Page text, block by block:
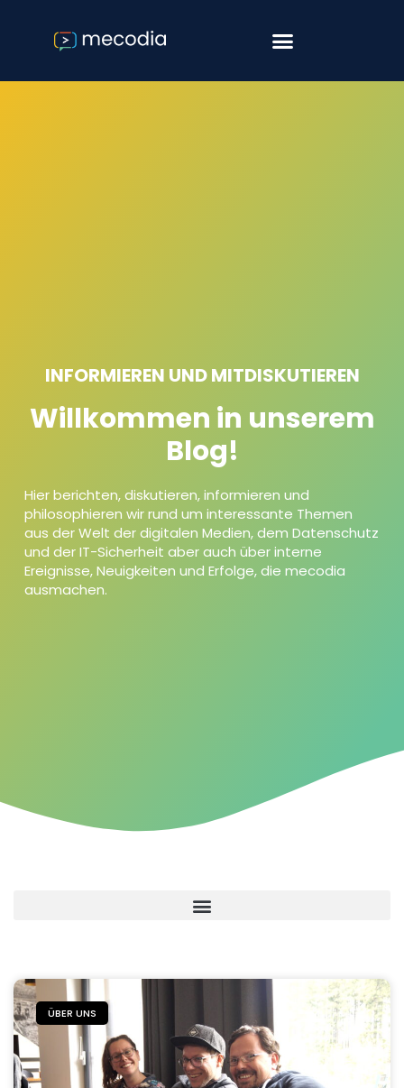
INFORMIEREN UND MITDISKUTIEREN
Willkommen in unserem
Blog!
Hier berichten, diskutieren, informieren und
philosophieren wir rund um interessante Themen
aus der Welt der digitalen Medien, dem Datenschutz
und der IT-Sicherheit aber auch über interne
Ereignisse, Neuigkeiten und Erfolge, die mecodia
ausmachen.
ÜBER UNS